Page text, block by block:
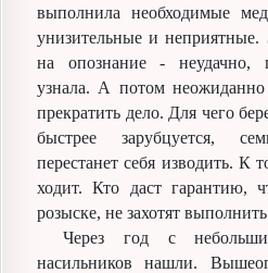
выполнила необходимые
унизительные и неприятные.
на опознание - неудачно,
узнала. А потом неожиданно
прекратить дело. Для чего
быстрее зарубцуется,
перестанет себя изводить. К
ходит. Кто даст гарантию,
розыске, не захотят
Через год с
насильников нашли.